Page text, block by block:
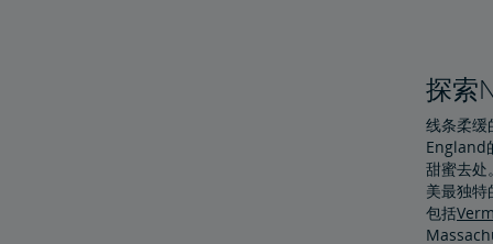
探索
线条柔
England
甜蜜去处
美最独
包括